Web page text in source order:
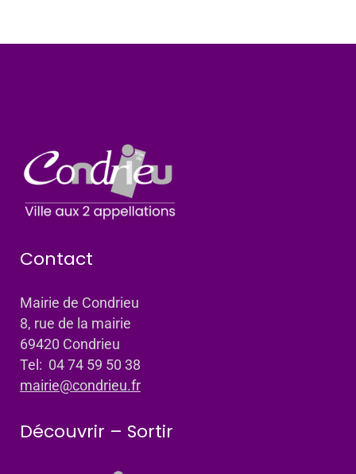
Contact
Mairie de Condrieu
8, rue de la mairie
69420 Condrieu
Tel: 04 74 59 50 38
mairie@condrieu.fr
Découvrir – Sortir